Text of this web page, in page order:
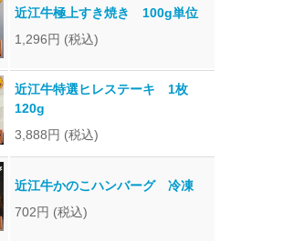
近江牛極上すき焼き 100g単位
1,296円 (税込)
近江牛特選ヒレステーキ 1枚
120g
3,888円 (税込)
近江牛かのこハンバーグ 冷凍
702円 (税込)